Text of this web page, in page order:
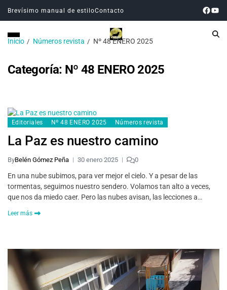
Brevísimo manual de estiloContacto
Inicio Números revista Nº 48 ENERO 2025
Categoría: Nº 48 ENERO 2025
Editoriales Nº 48 ENERO 2025 Números revista
La Paz es nuestro camino
ByBelén Gómez Peña 30 enero 2025 0
En una nube subimos, para ver mejor el cielo. Y a pesar de las
tormentas, seguimos nuestro sendero. Volamos tan alto a veces,
que nos da miedo caer. Pero las nubes avisan, las lecciones a…
Leer más